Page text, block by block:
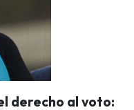
derecho al voto: